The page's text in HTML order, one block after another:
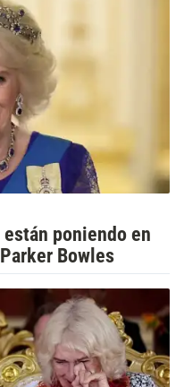
poniendo en
Bowles